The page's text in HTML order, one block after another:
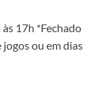
17h *Fechado
jogos ou em dias